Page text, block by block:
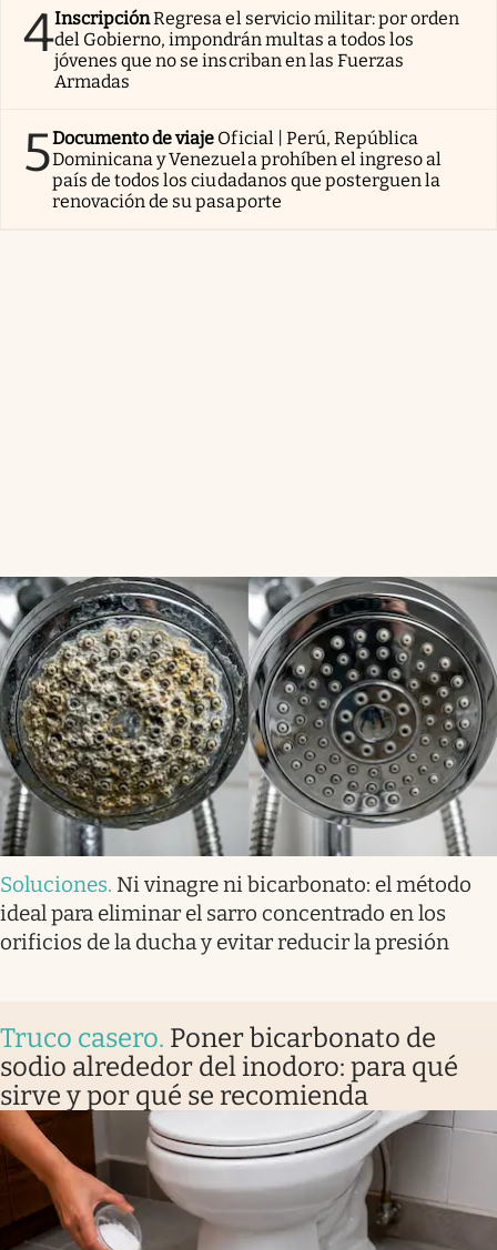
4InscripciónRegresa el servicio militar: por orden
del Gobierno, impondrán multas a todos los
jóvenes que no se inscriban en las Fuerzas
Armadas
5Documento de viaje Oficial | Perú, República
Dominicana y Venezuela prohíben el ingreso al
país de todos los ciudadanos que posterguen la
renovación de su pasaporte
Soluciones. Ni vinagre ni bicarbonato: el método
ideal para eliminar el sarro concentrado en los
orificios de la ducha y evitar reducir la presión
Truco casero. Poner bicarbonato de
sodio alrededor del inodoro: para qué
sirve y por qué se recomienda